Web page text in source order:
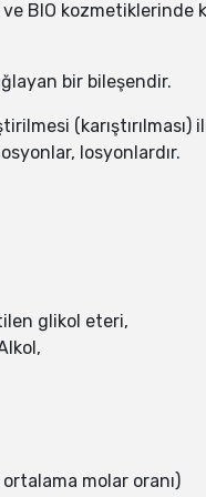
BIO kozmetiklerinde
bir bileşendir.
losyonlardır.
glikol eteri,
molar oranı)